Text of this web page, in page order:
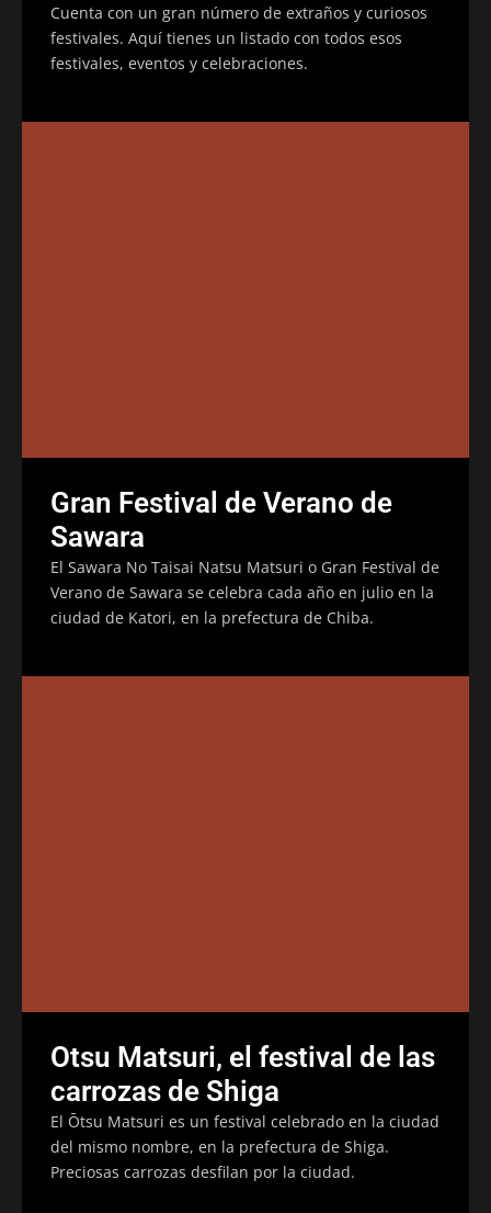
Cuenta con un gran número de extraños y curiosos
festivales. Aquí tienes un listado con todos esos
festivales, eventos y celebraciones.
Gran Festival de Verano de
Sawara
El Sawara No Taisai Natsu Matsuri o Gran Festival de
Verano de Sawara se celebra cada año en julio en la
ciudad de Katori, en la prefectura de Chiba.
Otsu Matsuri, el festival de las
carrozas de Shiga
El Ōtsu Matsuri es un festival celebrado en la ciudad
del mismo nombre, en la prefectura de Shiga.
Preciosas carrozas desfilan por la ciudad.